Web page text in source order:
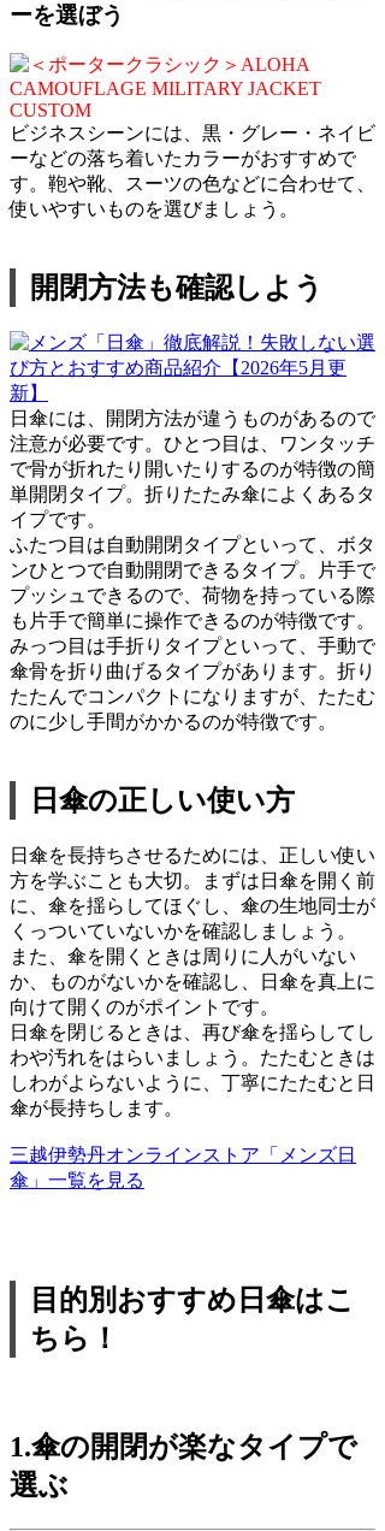
ーを選ぼう
ビジネスシーンには、黒・グレー・ネイビ
ーなどの落ち着いたカラーがおすすめで
す。鞄や靴、スーツの色などに合わせて、
使いやすいものを選びましょう。
開閉方法も確認しよう
日傘には、開閉方法が違うものがあるので
注意が必要です。ひとつ目は、ワンタッチ
で骨が折れたり開いたりするのが特徴の簡
単開閉タイプ。折りたたみ傘によくあるタ
イプです。
ふたつ目は自動開閉タイプといって、ボタ
ンひとつで自動開閉できるタイプ。片手で
プッシュできるので、荷物を持っている際
も片手で簡単に操作できるのが特徴です。
みっつ目は手折りタイプといって、手動で
傘骨を折り曲げるタイプがあります。折り
たたんでコンパクトになりますが、たたむ
のに少し手間がかかるのが特徴です。
日傘の正しい使い方
日傘を長持ちさせるためには、正しい使い
方を学ぶことも大切。まずは日傘を開く前
に、傘を揺らしてほぐし、傘の生地同士が
くっついていないかを確認しましょう。
また、傘を開くときは周りに人がいない
か、ものがないかを確認し、日傘を真上に
向けて開くのがポイントです。
日傘を閉じるときは、再び傘を揺らしてし
わや汚れをはらいましょう。たたむときは
しわがよらないように、丁寧にたたむと日
傘が長持ちします。
三越伊勢丹オンラインストア「メンズ日
傘」一覧を見る
目的別おすすめ日傘はこ
ちら！
1.傘の開閉が楽なタイプで
選ぶ